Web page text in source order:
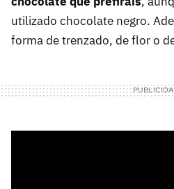
utilizado chocolate negro.
forma de trenzado, de flor o